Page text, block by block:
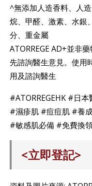
^無添加人造香料、人
烷、甲醛、激素、水銀
分、重金屬
ATORREGE AD+並非
先諮詢醫生意見。使用
用及諮詢醫生
#ATORREGEHK #日
#濕疹肌 #痘痘肌 #養
#敏感肌必備 #免費換
<立即登記>